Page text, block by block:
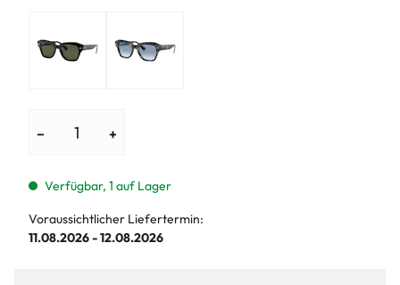
− +
Verfügbar, 1 auf Lager
Voraussichtlicher Liefertermin:
11.08.2026 - 12.08.2026